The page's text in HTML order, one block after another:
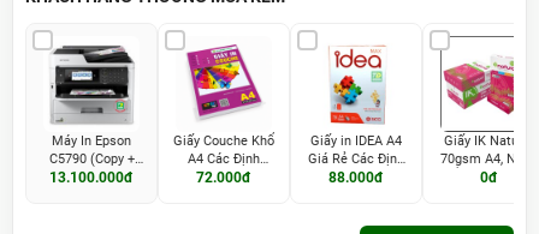
Máy In Epson
C5790 (Copy +
Scan + In 2 Mặt
13.100.000đ
Giấy Couche Khổ
A4 Các Định
Lượng
72.000đ
Giấy in IDEA A4
Giá Rẻ Các Định
Lượng
88.000đ
Giấy IK Natural
70gsm A4, Nhập
Khẩu INDO,
0đ